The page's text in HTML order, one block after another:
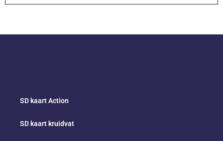
SD kaart Action
SD kaart kruidvat